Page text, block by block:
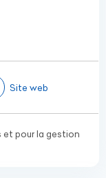
Site web
pour la gestion